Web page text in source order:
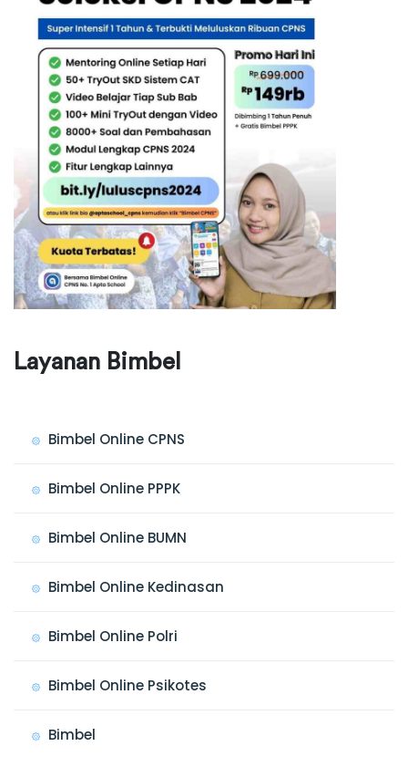
Layanan Bimbel
Bimbel Online CPNS
Bimbel Online PPPK
Bimbel Online BUMN
Bimbel Online Kedinasan
Bimbel Online Polri
Bimbel Online Psikotes
Bimbel